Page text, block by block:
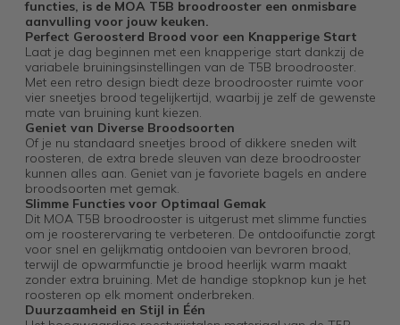
functies, is de MOA T5B broodrooster een onmisbare
aanvulling voor jouw keuken.
Perfect Geroosterd Brood voor een Knapperige Start
Laat je dag beginnen met een knapperige start dankzij de
variabele bruiningsinstellingen van de T5B broodrooster.
Met een retro design biedt deze broodrooster ruimte voor
vier sneetjes brood tegelijkertijd, waarbij je zelf de gewenste
mate van bruining kunt kiezen.
Geniet van Diverse Broodsoorten
Of je nu standaard sneetjes brood of dikkere sneden wilt
roosteren, de extra brede sleuven van deze broodrooster
kunnen alles aan. Geniet van je favoriete bagels en andere
broodsoorten met gemak.
Slimme Functies voor Optimaal Gemak
Dit MOA T5B broodrooster is uitgerust met slimme functies
om je roosterervaring te verbeteren. De ontdooifunctie zorgt
voor snel en gelijkmatig ontdooien van bevroren brood,
terwijl de opwarmfunctie je brood heerlijk warm maakt
zonder extra bruining. Met de handige stopknop kun je het
roosteren op elk moment onderbreken.
Duurzaamheid en Stijl in Één